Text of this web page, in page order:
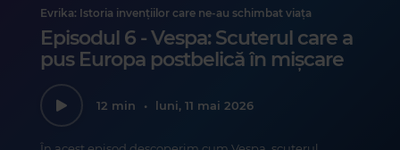
Evrika: Istoria invențiilor care ne-au schimbat viața
Episodul 6 - Vespa: Scuterul care a
pus Europa postbelică în mișcare
12 min • luni, 11 mai 2026